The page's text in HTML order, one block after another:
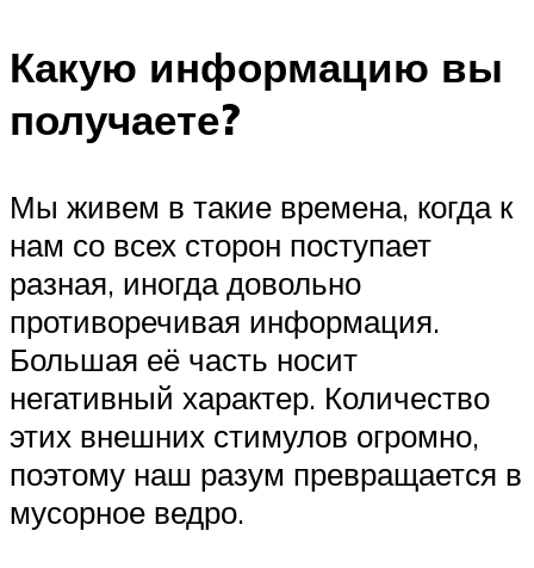
Какую информацию вы
получаете?
Мы живем в такие времена, когда к
нам со всех сторон поступает
разная, иногда довольно
противоречивая информация.
Большая её часть носит
негативный характер. Количество
этих внешних стимулов огромно,
поэтому наш разум превращается в
мусорное ведро.